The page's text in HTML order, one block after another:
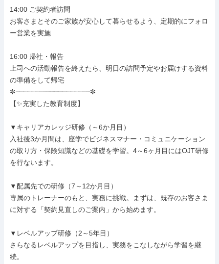
14:00 ご契約者訪問
お客さまとそのご家族が安心して暮らせるよう、定期的にフォロ
ー営業を実施
16:00 帰社・報告
上司への活動報告を終えたら、明日の訪問予定やお届けする資料
の準備をして帰宅
✼┈┈┈┈┈┈┈┈┈┈┈┈┈┈┈┈┈┈┈✼
【✨充実した教育制度】
▼キャリアカレッジ研修（～6か月目）
入社後3か月間は、座学でビジネスマナー・コミュニケーション
の取り方・保険知識などの基礎を学習。4～6ヶ月目にはOJT研修
を行ないます。
▼配属先での研修（7～12か月目）
専属のトレーナーのもと、実務に挑戦。まずは、既存のお客さま
に対する「契約見直しのご案内」から始めます。
▼レベルアップ研修（2～5年目）
さらなるレベルアップを目指し、実務をこなしながら学習を継
続。